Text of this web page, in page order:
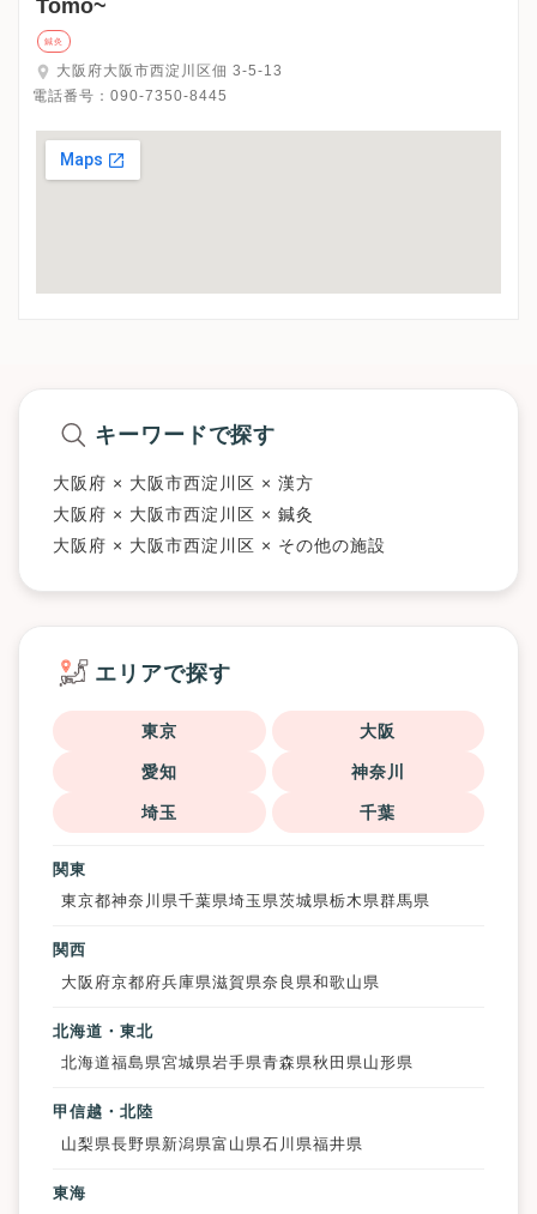
Tomo~
鍼灸
大阪府大阪市西淀川区佃 3-5-13
電話番号： 090-7350-8445
キーワードで探す
大阪府 × 大阪市西淀川区 × 漢方
大阪府 × 大阪市西淀川区 × 鍼灸
大阪府 × 大阪市西淀川区 × その他の施設
エリアで探す
東京 大阪
愛知 神奈川
埼玉 千葉
関東
東京都神奈川県千葉県埼玉県茨城県栃木県群馬県
関西
大阪府京都府兵庫県滋賀県奈良県和歌山県
北海道・東北
北海道福島県宮城県岩手県青森県秋田県山形県
甲信越・北陸
山梨県長野県 新潟県富山県石川県福井県
東海